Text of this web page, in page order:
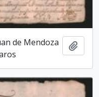
de Mendoza